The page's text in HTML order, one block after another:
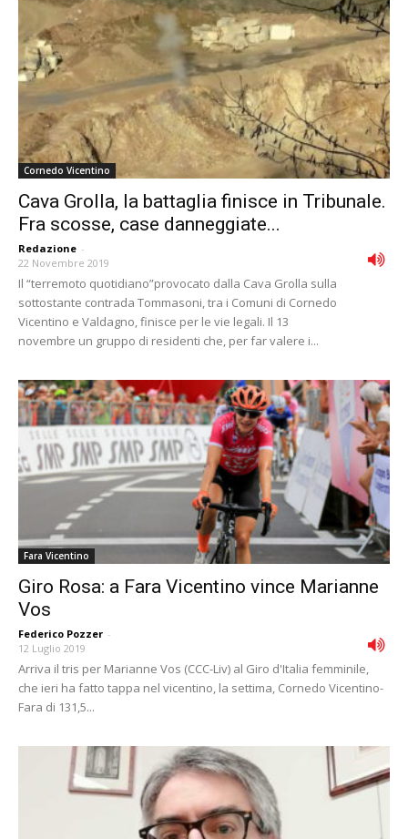
Cornedo Vicentino
Cava Grolla, la battaglia finisce in Tribunale.
Fra scosse, case danneggiate...
Redazione -
22 Novembre 2019
Il “terremoto quotidiano”provocato dalla Cava Grolla sulla
sottostante contrada Tommasoni, tra i Comuni di Cornedo
Vicentino e Valdagno, finisce per le vie legali. Il 13
novembre un gruppo di residenti che, per far valere i...
Fara Vicentino
Giro Rosa: a Fara Vicentino vince Marianne
Vos
Federico Pozzer -
12 Luglio 2019
Arriva il tris per Marianne Vos (CCC-Liv) al Giro d'Italia femminile,
che ieri ha fatto tappa nel vicentino, la settima, Cornedo Vicentino-
Fara di 131,5...